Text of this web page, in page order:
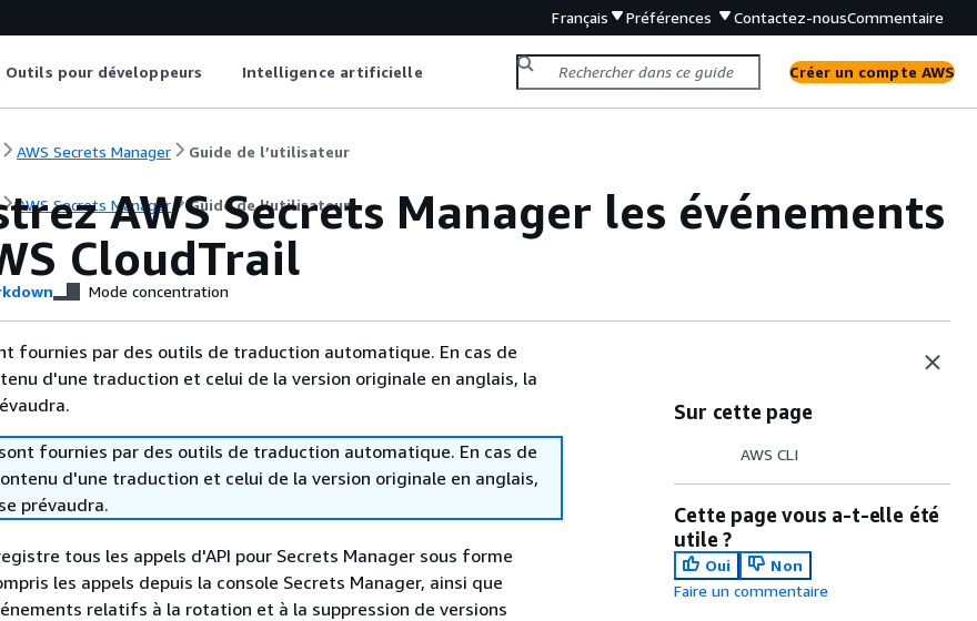
Français Préférences Contactez-nousCommentaire
Outils pour développeurs Intelligence artificielle Créer un compte AWS
AWS Secrets Manager Guide de l’utilisateur
AWS Secrets Manager Guide de l’utilisateur
AWS Secrets Manager les événements
CloudTrail
Mode concentration
fournies par des outils de traduction automatique. En cas de
d'une traduction et celui de la version originale en anglais, la
fournies par des outils de traduction automatique. En cas de
d'une traduction et celui de la version originale en anglais,
prévaudra.
tous les appels d'API pour Secrets Manager sous forme
les appels depuis la console Secrets Manager, ainsi que
relatifs à la rotation et à la suppression de versions
Sur cette page
AWS CLI
Cette page vous a-t-elle été
utile ?
Oui
Non
Faire un commentaire